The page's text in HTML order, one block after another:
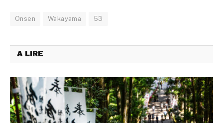
Onsen Wakayama 53
A LIRE